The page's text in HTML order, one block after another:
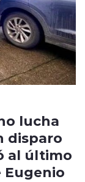
lucha
disparo
al último